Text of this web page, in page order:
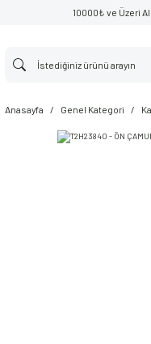
10000₺ ve Üzeri
Anasayfa Genel Kategori